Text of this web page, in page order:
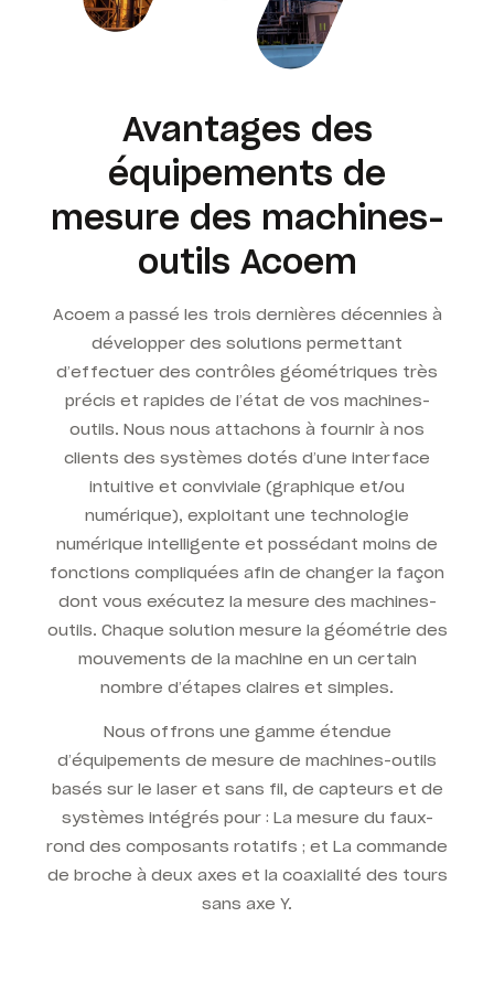
Avantages des
équipements de
mesure des machines-
outils Acoem
Acoem a passé les trois dernières décennies à
développer des solutions permettant
d’effectuer des contrôles géométriques très
précis et rapides de l’état de vos machines-
outils. Nous nous attachons à fournir à nos
clients des systèmes dotés d’une interface
intuitive et conviviale (graphique et/ou
numérique), exploitant une technologie
numérique intelligente et possédant moins de
fonctions compliquées afin de changer la façon
dont vous exécutez la mesure des machines-
outils. Chaque solution mesure la géométrie des
mouvements de la machine en un certain
nombre d’étapes claires et simples.
Nous offrons une gamme étendue
d’équipements de mesure de machines-outils
basés sur le laser et sans fil, de capteurs et de
systèmes intégrés pour : La mesure du faux-
rond des composants rotatifs ; et La commande
de broche à deux axes et la coaxialité des tours
sans axe Y.